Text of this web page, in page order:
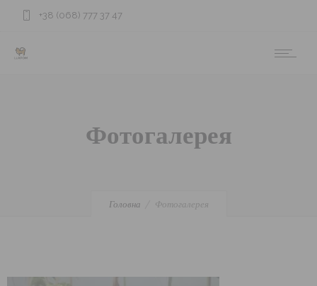
+38 (068) 777 37 47
Фотогалерея
Головна Фотогалерея